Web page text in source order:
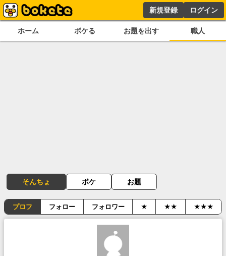
新規登録 ログイン
ホーム ボケる お題を出す 職人
そんちょ ボケ お題
プロフ フォロー フォロワー ★ ★★ ★★★